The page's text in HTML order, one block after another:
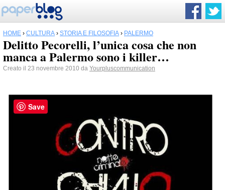
HOME › CULTURA › STORIA E FILOSOFIA › PALERMO
Delitto Pecorelli, l’unica cosa che non
manca a Palermo sono i killer…
Creato il 23 novembre 2010 da Yourpluscommunication
Save